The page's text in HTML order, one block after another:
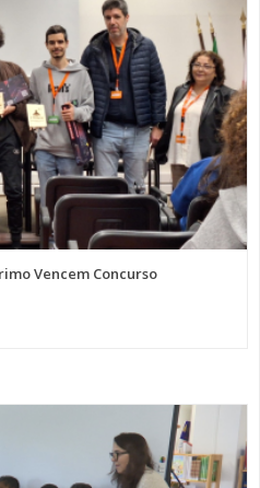
Vencem Concurso